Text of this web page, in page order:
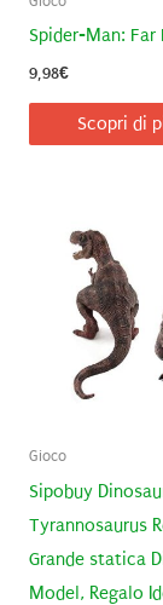
Spider-Man: Far
9,98€
Scopri di
Gioco
Sipobuy
Tyrannosaurus
Grande statica
Model, Regalo